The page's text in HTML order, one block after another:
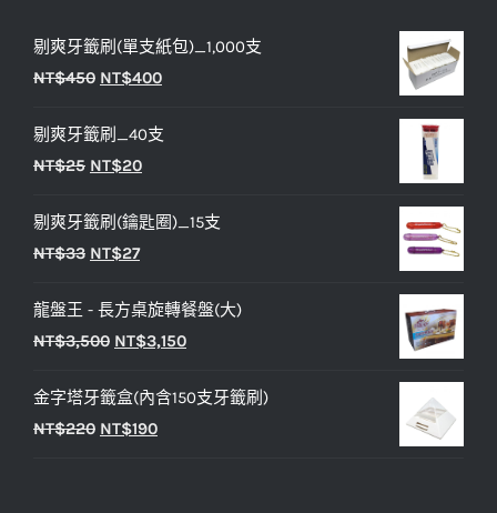
剔爽牙籤刷(單支紙包)_1,000支
NT$450 原
價
格：
NT$400目
價
剔爽牙籤刷_40支
NT$25 原
價
格：
NT$20目
價
剔爽牙籤刷(鑰匙圈)_15支
NT$33 原
價
格：
NT$27目
價
格：
龍盤王 - 長方桌旋轉餐盤(大)
NT$3,500 原
價
格：
NT$3,150目
價
金字塔牙籤盒(內含150支牙籤刷)
NT$220 原
NT$190目